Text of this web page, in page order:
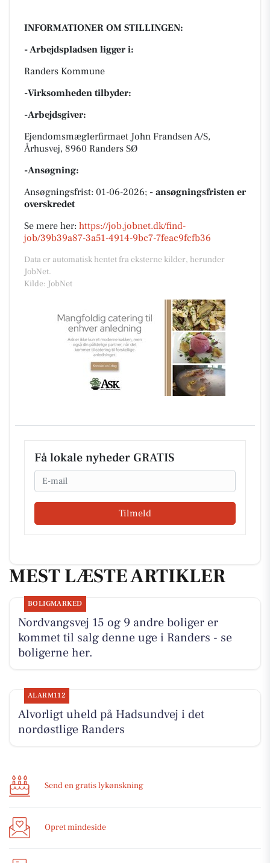
INFORMATIONER OM STILLINGEN:
- Arbejdspladsen ligger i:
Randers Kommune
-Virksomheden tilbyder:
-Arbejdsgiver:
Ejendomsmæglerfirmaet John Frandsen A/S,
Århusvej, 8960 Randers SØ
-Ansøgning:
Ansøgningsfrist: 01-06-2026; - ansøgningsfristen er
overskredet
Se mere her: https://job.jobnet.dk/find-
job/39b39a87-3a51-4914-9bc7-7feac9fcfb36
Data er automatisk hentet fra eksterne kilder, herunder
JobNet.
Kilde: JobNet
Få lokale nyheder GRATIS
Email
Tilmeld
MEST LÆSTE ARTIKLER
BOLIGMARKED
Nordvangsvej 15 og 9 andre boliger er
kommet til salg denne uge i Randers - se
boligerne her.
ALARM112
Alvorligt uheld på Hadsundvej i det
nordøstlige Randers
Send en gratis lykønskning
Opret mindeside